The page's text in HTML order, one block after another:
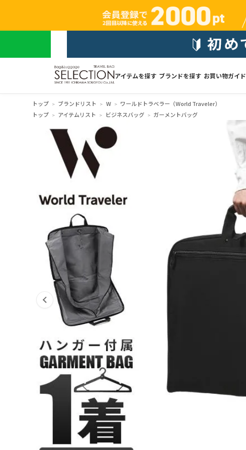
アイテムを探す ブランドを探す お買い物ガイド
トップ ブランドリスト W
ワールドトラベラー（World Traveler）
トップ
アイテムリスト ビジネスバッグ
ガーメントバッグ